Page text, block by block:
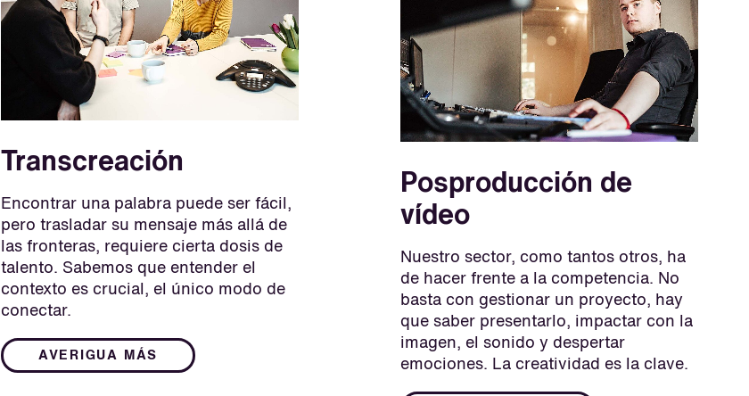
Transcreación
Encontrar una palabra puede ser fácil,
pero trasladar su mensaje más allá de
las fronteras, requiere cierta dosis de
talento. Sabemos que entender el
contexto es crucial, el único modo de
conectar.
AVERIGUA MÁS
Posproducción de
vídeo
Nuestro sector, como tantos otros, ha
de hacer frente a la competencia. No
basta con gestionar un proyecto, hay
que saber presentarlo, impactar con la
imagen, el sonido y despertar
emociones. La creatividad es la clave.